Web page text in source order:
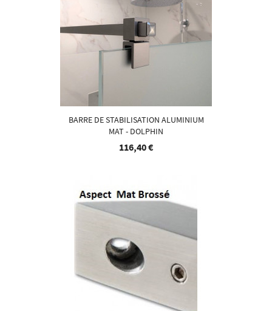
BARRE DE STABILISATION ALUMINIUM
MAT - DOLPHIN
116,40 €